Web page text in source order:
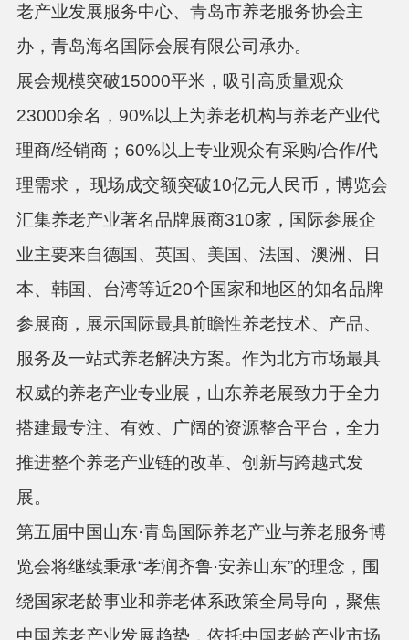
老产业发展服务中心、青岛市养老服务协会主
办，青岛海名国际会展有限公司承办。
展会规模突破15000平米，吸引高质量观众
23000余名，90%以上为养老机构与养老产业代
理商/经销商；60%以上专业观众有采购/合作/代
理需求， 现场成交额突破10亿元人民币，博览会
汇集养老产业著名品牌展商310家，国际参展企
业主要来自德国、英国、美国、法国、澳洲、日
本、韩国、台湾等近20个国家和地区的知名品牌
参展商，展示国际最具前瞻性养老技术、产品、
服务及一站式养老解决方案。作为北方市场最具
权威的养老产业专业展，山东养老展致力于全力
搭建最专注、有效、广阔的资源整合平台，全力
推进整个养老产业链的改革、创新与跨越式发
展。
第五届中国山东·青岛国际养老产业与养老服务博
览会将继续秉承“孝润齐鲁·安养山东”的理念，围
绕国家老龄事业和养老体系政策全局导向，聚焦
中国养老产业发展趋势，依托中国老龄产业市场